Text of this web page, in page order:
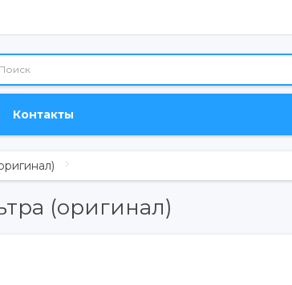
Контакты
(оригинал)